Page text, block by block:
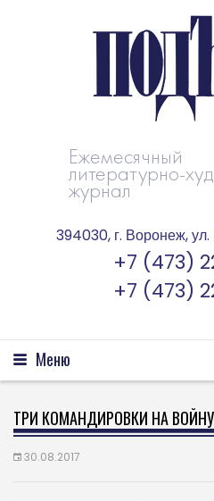
Ежемесячный
литературно-
журнал
394030, г. Воронеж,
+7 (473)
+7 (473)
Меню
ТРИ КОМАНДИРОВКИ НА ВОЙНУ
30.08.2017